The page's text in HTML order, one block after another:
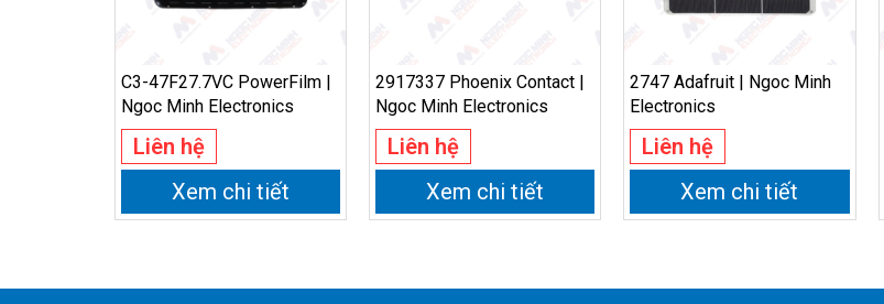
C3-47F27.7VC PowerFilm |
Ngoc Minh Electronics
Liên hệ
Xem chi tiết
2917337 Phoenix Contact |
Ngoc Minh Electronics
Liên hệ
Xem chi tiết
2747 Adafruit | Ngoc Minh
Electronics
Liên hệ
Xem chi tiết